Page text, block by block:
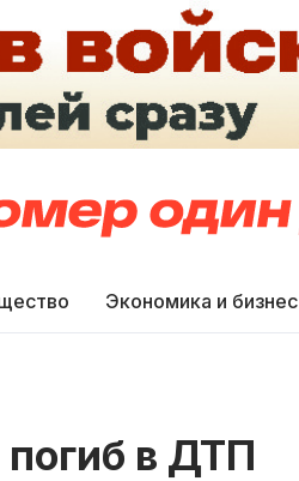
Экономика и бизнес
погиб в ДТП